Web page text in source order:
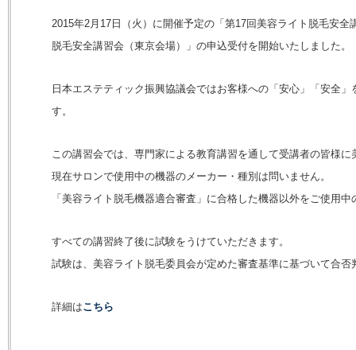
2015年2月17日（火）に開催予定の「第17回美容ライト脱毛安
脱毛安全講習会（東京会場）」の申込受付を開始いたしました。
日本エステティック振興協議会ではお客様への「安心」「安全
す。
この講習会では、専門家による教育講習を通して受講者の皆様
現在サロンで使用中の機器のメーカー・種別は問いません。
「美容ライト脱毛機器適合審査」に合格した機器以外をご使用
すべての講習終了後に試験をうけていただきます。
試験は、美容ライト脱毛委員会が定めた審査基準に基づいて合
詳細はこちら